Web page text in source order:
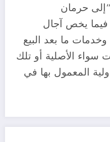
حرمان
يخص آجال
ما بعد البيع
سواء الأصلية أو تلك
المعمول بها في